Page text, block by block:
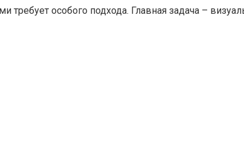
требует особого подхода. Главная задача –